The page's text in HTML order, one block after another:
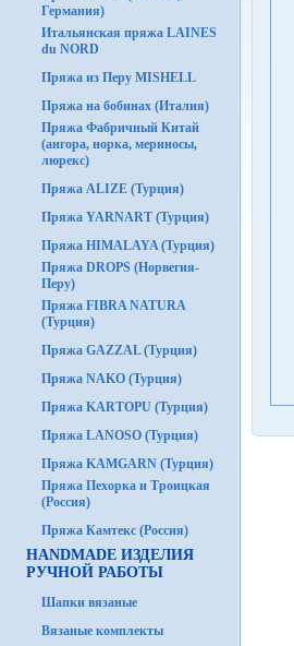
Германия)
Итальянская пряжа LAINES
du NORD
Пряжа из Перу MISHELL
Пряжа на бобинах (Италия)
Пряжа Фабричный Китай
(ангора, норка, мериносы,
люрекс)
Пряжа ALIZE (Турция)
Пряжа YARNART (Турция)
Пряжа HIMALAYA (Турция)
Пряжа DROPS (Норвегия-
Перу)
Пряжа FIBRA NATURA
(Турция)
Пряжа GAZZAL (Турция)
Пряжа NAKO (Турция)
Пряжа KARTOPU (Турция)
Пряжа LANOSO (Турция)
Пряжа KAMGARN (Турция)
Пряжа Пехорка и Троицкая
(Россия)
Пряжа Камтекс (Россия)
HANDMADE ИЗДЕЛИЯ
РУЧНОЙ РАБОТЫ
Шапки вязаные
Вязаные комплекты